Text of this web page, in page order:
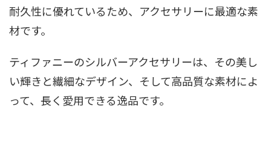
耐久性に優れているため、アクセサリーに最適な素
材です。
ティファニーのシルバーアクセサリーは、その美し
い輝きと繊細なデザイン、そして高品質な素材によ
って、長く愛用できる逸品です。